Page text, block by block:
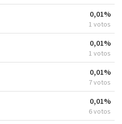
0,01%
1 votos
0,01%
1 votos
0,01%
7 votos
0,01%
6 votos